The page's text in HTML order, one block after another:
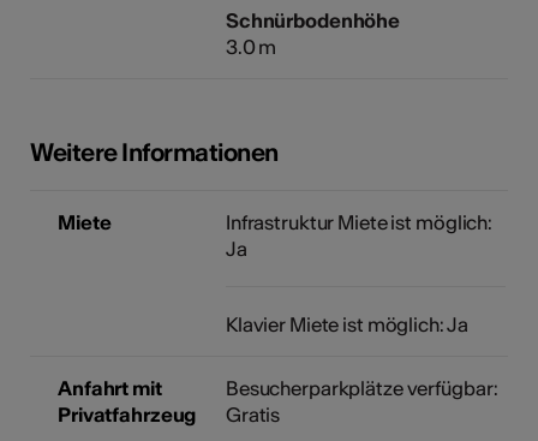
Schnürbodenhöhe
3.0 m
Weitere Informationen
Miete
Infrastruktur Miete ist möglich:
Ja
Klavier Miete ist möglich: Ja
Anfahrt mit
Privatfahrzeug
Besucherparkplätze verfügbar:
Gratis